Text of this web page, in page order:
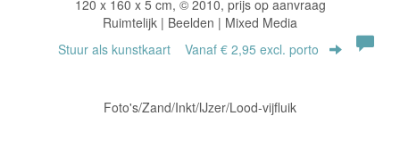
120 x 160 x 5 cm, © 2010, prijs op aanvraag
Ruimtelijk | Beelden | Mixed Media
Stuur als kunstkaart Vanaf € 2,95 excl. porto
Foto's/Zand/Inkt/IJzer/Lood-vijfluik